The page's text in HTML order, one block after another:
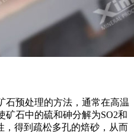
石预处理的方法，通常在高温
矿石中的硫和砷分解为SO2和
，得到疏松多孔的焙砂，从而